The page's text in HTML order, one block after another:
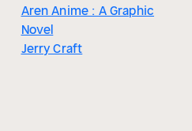
Aren Anime : A Graphic
Novel
Jerry Craft